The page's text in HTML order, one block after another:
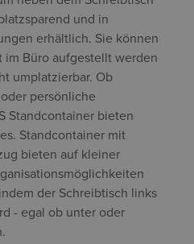
und in
erhältlich. Sie können
Büro aufgestellt werden
umplatzierbar. Ob
persönliche
Standcontainer bieten
Standcontainer mit
bieten auf kleiner
der Schreibtisch links
- egal ob unter oder